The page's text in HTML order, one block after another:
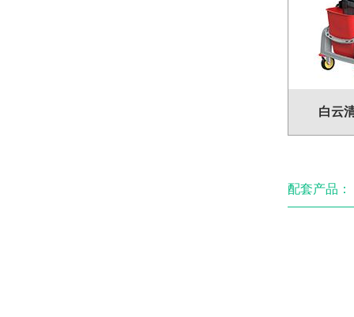
白云
配套产品：